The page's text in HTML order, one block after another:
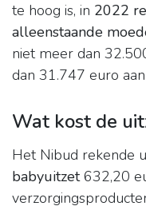
te hoog is, in 2022
alleenstaande
niet meer dan
dan 31.747 euro
Wat kost de
Het Nibud rekende
babyuitzet632,20